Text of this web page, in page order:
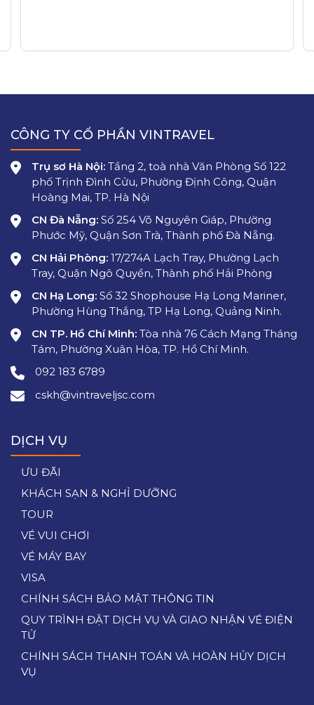
CÔNG TY CỔ PHẦN VINTRAVEL
Trụ sơ Hà Nội: Tầng 2, toà nhà Văn Phòng Số 122
phố Trịnh Đình Cửu, Phường Định Công, Quận
Hoàng Mai, TP. Hà Nội
CN Đà Nẵng: Số 254 Võ Nguyên Giáp, Phường
Phước Mỹ, Quận Sơn Trà, Thành phố Đà Nẵng.
CN Hải Phòng: 17/274A Lạch Tray, Phường Lạch
Tray, Quận Ngô Quyền, Thành phố Hải Phòng
CN Hạ Long: Số 32 Shophouse Hạ Long Mariner,
Phường Hùng Thắng, TP Hạ Long, Quảng Ninh.
CN TP. Hồ Chí Minh: Tòa nhà 76 Cách Mạng Tháng
Tám, Phường Xuân Hòa, TP. Hồ Chí Minh.
092 183 6789
cskh@vintraveljsc.com
DỊCH VỤ
ƯU ĐÃI
KHÁCH SẠN & NGHỈ DƯỠNG
TOUR
VÉ VUI CHƠI
VÉ MÁY BAY
VISA
CHÍNH SÁCH BẢO MẬT THÔNG TIN
QUY TRÌNH ĐẶT DỊCH VỤ VÀ GIAO NHẬN VÉ ĐIỆN
TỬ
CHÍNH SÁCH THANH TOÁN VÀ HOÀN HỦY DỊCH
VỤ